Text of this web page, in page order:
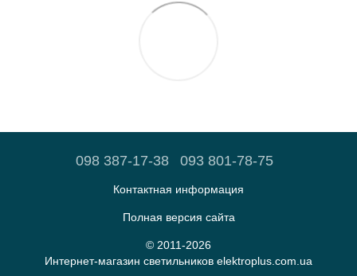
098 387-17-38 093 801-78-75
Контактная информация
Полная версия сайта
© 2011-2026
Интернет-магазин светильников elektroplus.com.ua